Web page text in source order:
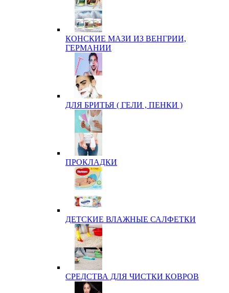
КОНСКИЕ МАЗИ ИЗ ВЕНГРИИ,
ГЕРМАНИИ
ДЛЯ БРИТЬЯ ( ГЕЛИ , ПЕНКИ )
ПРОКЛАДКИ
ДЕТСКИЕ ВЛАЖНЫЕ САЛФЕТКИ
СРЕДСТВА ДЛЯ ЧИСТКИ КОВРОВ